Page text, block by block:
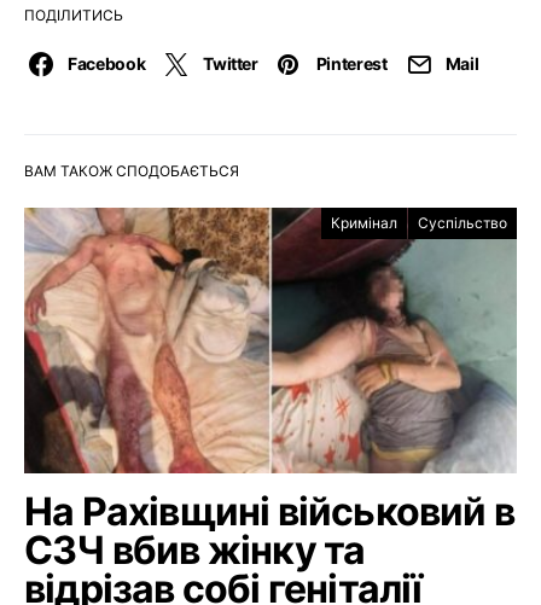
ПОДІЛИТИСЬ
Facebook Twitter Pinterest Mail
ВАМ ТАКОЖ СПОДОБАЄТЬСЯ
Кримінал Суспільство
На Рахівщині військовий в
СЗЧ вбив жінку та
відрізав собі геніталії